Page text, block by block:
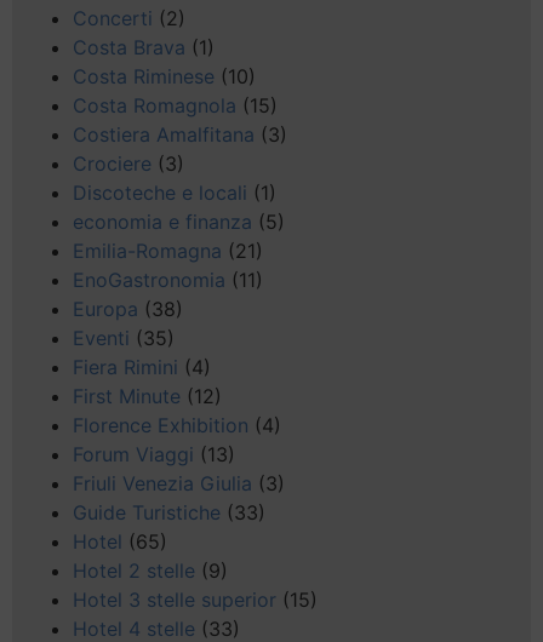
Concerti (2)
Costa Brava (1)
Costa Riminese (10)
Costa Romagnola (15)
Costiera Amalfitana (3)
Crociere (3)
Discoteche e locali (1)
economia e finanza (5)
Emilia-Romagna (21)
EnoGastronomia (11)
Europa (38)
Eventi (35)
Fiera Rimini (4)
First Minute (12)
Florence Exhibition (4)
Forum Viaggi (13)
Friuli Venezia Giulia (3)
Guide Turistiche (33)
Hotel (65)
Hotel 2 stelle (9)
Hotel 3 stelle superior (15)
Hotel 4 stelle (33)